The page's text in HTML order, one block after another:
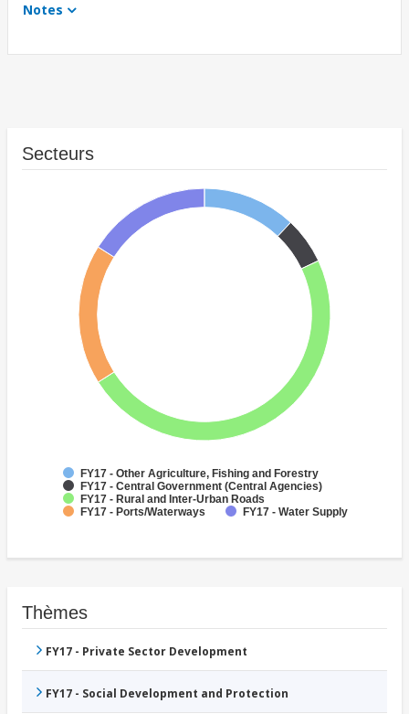
Notes
Secteurs
FY17 - Other Agriculture, Fishing and Forestry
FY17 - Central Government (Central Agencies)
FY17 - Rural and Inter-Urban Roads
FY17 - Ports/Waterways
FY17 - Water Supply
Thèmes
FY17 - Private Sector Development
FY17 - Social Development and Protection